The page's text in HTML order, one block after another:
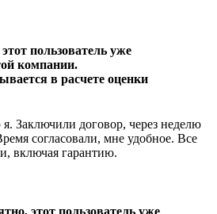
пользователь уже
компании.
в расчете оценки
Заключили договор, через неделю
согласовали, мне удобное. Все
включая гарантию.
этот пользователь уже